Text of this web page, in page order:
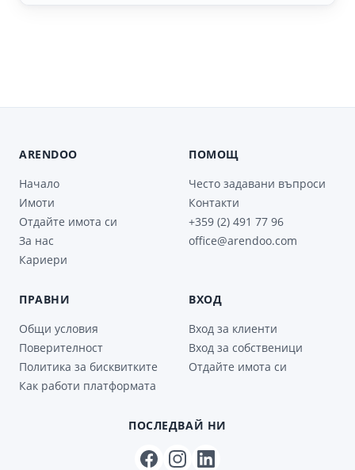
ARENDOO
Начало
Имоти
Отдайте имота си
За нас
Кариери
ПОМОЩ
Често задавани въпроси
Контакти
+359 (2) 491 77 96
office@arendoo.com
ПРАВНИ
Общи условия
Поверителност
Политика за бисквитките
Как работи платформата
ВХОД
Вход за клиенти
Вход за собственици
Отдайте имота си
ПОСЛЕДВАЙ НИ